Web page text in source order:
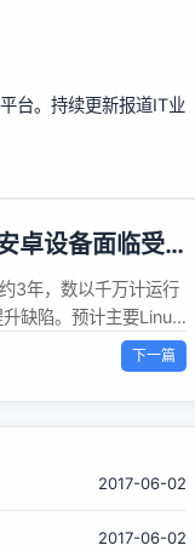
台。持续更新报道IT业
卓设备面临受
3年，数以千万计运行
缺陷。预计主要Linux
Android手机和嵌入式
数月或数年仍将面临受
；在运行KitKat及更高
设备也存在安全风
下一篇
2017-06-02
2017-06-02